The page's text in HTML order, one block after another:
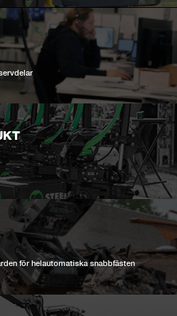
för helautomatiska snabbfästen